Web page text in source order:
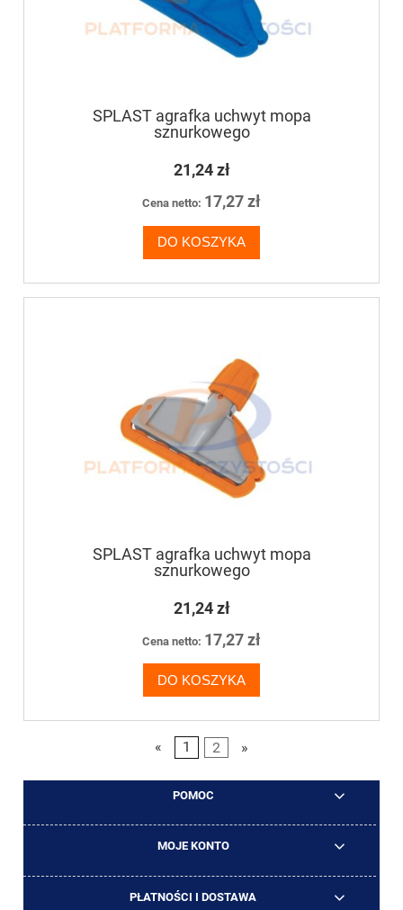
SPLAST agrafka uchwyt mopa
sznurkowego
21,24 zł
Cena netto: 17,27 zł
DO KOSZYKA
SPLAST agrafka uchwyt mopa
sznurkowego
21,24 zł
Cena netto: 17,27 zł
DO KOSZYKA
« 1 2 »
POMOC
MOJE KONTO
PŁATNOŚCI I DOSTAWA